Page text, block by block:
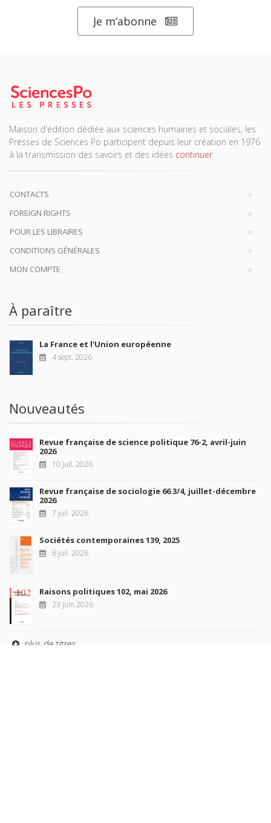
Je m’abonne
Maison d'édition dédiée aux sciences humaines et sociales, les
Presses de Sciences Po participent depuis leur création en 1976
à la transmission des savoirs et des idées continuer
CONTACTS
FOREIGN RIGHTS
POUR LES LIBRAIRES
CONDITIONS GÉNÉRALES
MON COMPTE
À paraître
La France et l'Union européenne
4 sept. 2026
Nouveautés
Revue française de science politique 76-2, avril-juin
2026
10 juil. 2026
Revue française de sociologie 66 3/4, juillet-décembre
2026
7 juil. 2026
Sociétés contemporaines 139, 2025
6 juil. 2026
Raisons politiques 102, mai 2026
23 juin 2026
plus de titres